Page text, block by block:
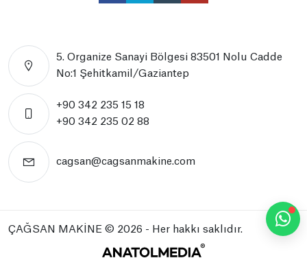
5. Organize Sanayi Bölgesi 83501 Nolu Cadde
No:1 Şehitkamil/Gaziantep
+90 342 235 15 18
+90 342 235 02 88
cagsan@cagsanmakine.com
ÇAĞSAN MAKİNE © 2026 - Her hakkı saklıdır.